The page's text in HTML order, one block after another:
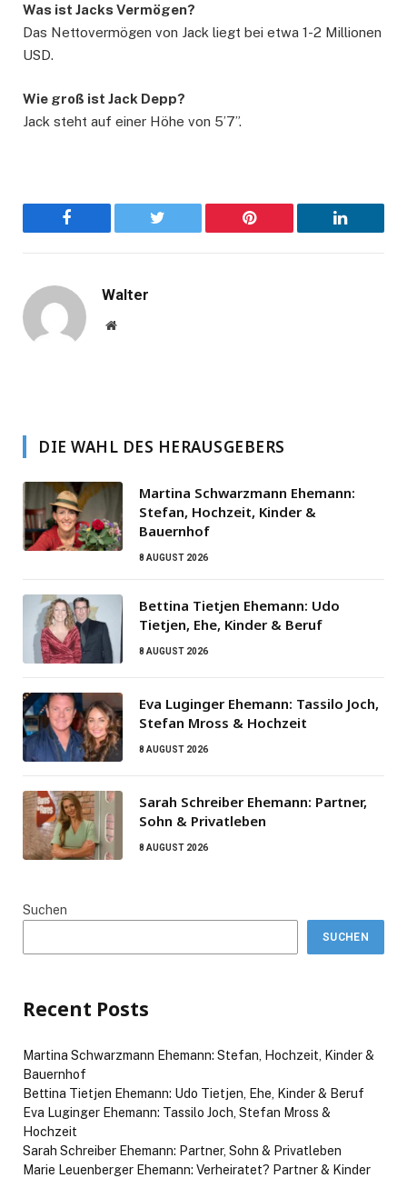
Was ist Jacks Vermögen?
Das Nettovermögen von Jack liegt bei etwa 1-2 Millionen
USD.
Wie groß ist Jack Depp?
Jack steht auf einer Höhe von 5’7”.
Facebook Twitter Pinterest LinkedIn
Walter
Website
DIE WAHL DES HERAUSGEBERS
Martina Schwarzmann Ehemann:
Stefan, Hochzeit, Kinder &
Bauernhof
8 AUGUST 2026
Bettina Tietjen Ehemann: Udo
Tietjen, Ehe, Kinder & Beruf
8 AUGUST 2026
Eva Luginger Ehemann: Tassilo Joch,
Stefan Mross & Hochzeit
8 AUGUST 2026
Sarah Schreiber Ehemann: Partner,
Sohn & Privatleben
8 AUGUST 2026
Suchen
SUCHEN
Recent Posts
Martina Schwarzmann Ehemann: Stefan, Hochzeit, Kinder &
Bauernhof
Bettina Tietjen Ehemann: Udo Tietjen, Ehe, Kinder & Beruf
Eva Luginger Ehemann: Tassilo Joch, Stefan Mross &
Hochzeit
Sarah Schreiber Ehemann: Partner, Sohn & Privatleben
Marie Leuenberger Ehemann: Verheiratet? Partner & Kinder